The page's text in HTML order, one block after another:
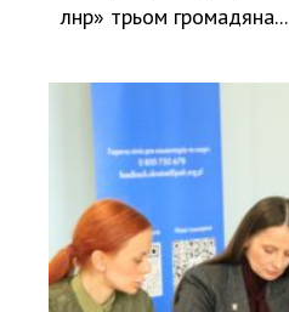
лнр» трьом громадяна...